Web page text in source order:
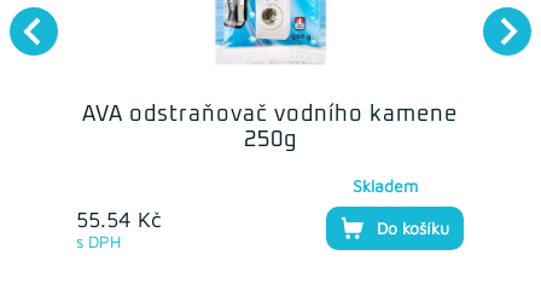
AVA odstraňovač vodního kamene
250g
55.54 Kč
s DPH
Skladem
Do košíku